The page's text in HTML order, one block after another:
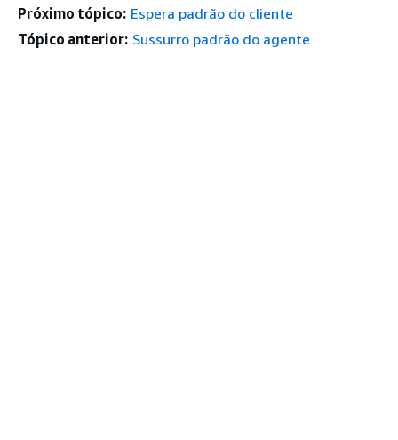
Próximo tópico: Espera padrão do cliente
Tópico anterior: Sussurro padrão do agente